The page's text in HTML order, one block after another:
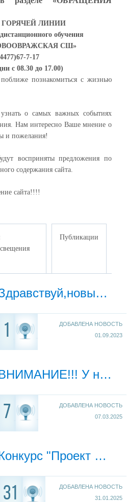
ЛИНИИ
обучения
СШ»
7-17
с 08.30 до 17.00)
познакомиться с жизнью
о самых важных событиях
Нам интересно Ваше мнение о
и пожелания!
восприняты предложения по
содержания сайта.
сайта!!!!
Публикации
Здравствуй,новый учебный год!
1
ДОБАВЛЕНА НОВОСТЬ
01.09.2023
ВНИМАНИЕ!!! У нас смена адреса электронной почты.
7
ДОБАВЛЕНА НОВОСТЬ
07.03.2025
Конкурс "Проект памятника участникам СВО"
31
ДОБАВЛЕНА НОВОСТЬ
31.01.2025